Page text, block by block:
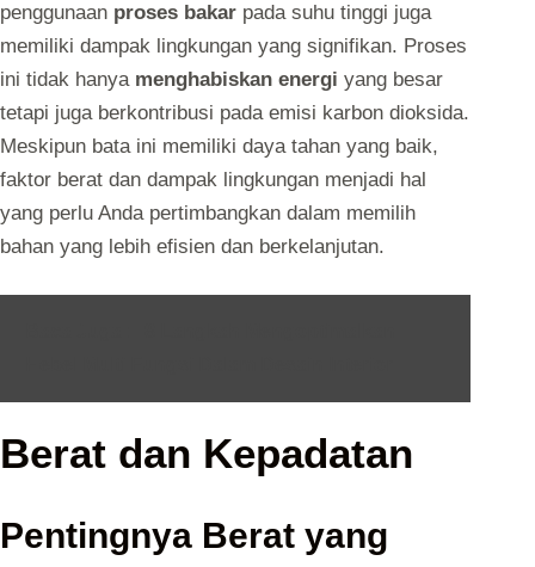
penggunaan proses bakar pada suhu tinggi juga
memiliki dampak lingkungan yang signifikan. Proses
ini tidak hanya menghabiskan energi yang besar
tetapi juga berkontribusi pada emisi karbon dioksida.
Meskipun bata ini memiliki daya tahan yang baik,
faktor berat dan dampak lingkungan menjadi hal
yang perlu Anda pertimbangkan dalam memilih
bahan yang lebih efisien dan berkelanjutan.
Berat dan Kepadatan
Pentingnya Berat yang